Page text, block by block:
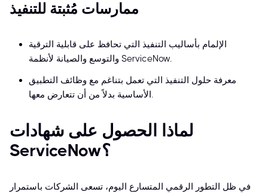
ممارسات مُثبتة للتنفيذ
الإلمام بأساليب التنفيذ التي تحافظ على قابلية الترقية
والتوسع والصيانة لأنظمة ServiceNow.
معرفة حلول التنفيذ التي تعمل بتناغم مع وظائف التطبيق
الأساسية بدلاً من أن تتعارض معها.
لماذا الحصول على شهادات
ServiceNow؟
في ظل التطور الرقمي المتسارع اليوم، تسعى الشركات باستمرار